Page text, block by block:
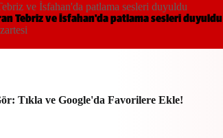
ve İsfahan'da patlama sesleri duyuldu
Tebriz ve İsfahan'da patlama sesleri duyuldu
Tıkla ve Google'da Favorilere Ekle!